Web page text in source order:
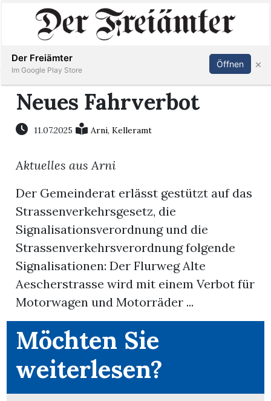
Immobilien
Stellen
E-
Paper
Newsletter
App
Inserieren Abonnieren Anmelden
Neues Fahrverbot
11.07.2025 Arni,Kelleramt
Aktuelles aus Arni
Der Gemeinderat erlässt gestützt auf das
Strassenverkehrsgesetz, die
Signalisationsverordnung und die
Strassenverkehrsverordnung folgende
Signalisationen: Der Flurweg Alte
Aescherstrasse wird mit einem Verbot für
Motorwagen und Motorräder ...
Möchten Sie
weiterlesen?
Der Freiämter
Im Google Play Store
Öffnen ×